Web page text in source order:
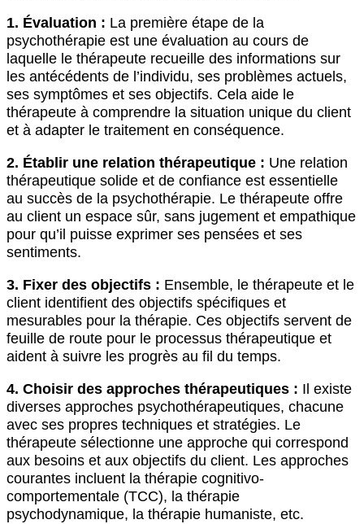
1. Évaluation : La première étape de la
psychothérapie est une évaluation au cours de
laquelle le thérapeute recueille des informations sur
les antécédents de l’individu, ses problèmes actuels,
ses symptômes et ses objectifs. Cela aide le
thérapeute à comprendre la situation unique du client
et à adapter le traitement en conséquence.
2. Établir une relation thérapeutique : Une relation
thérapeutique solide et de confiance est essentielle
au succès de la psychothérapie. Le thérapeute offre
au client un espace sûr, sans jugement et empathique
pour qu’il puisse exprimer ses pensées et ses
sentiments.
3. Fixer des objectifs : Ensemble, le thérapeute et le
client identifient des objectifs spécifiques et
mesurables pour la thérapie. Ces objectifs servent de
feuille de route pour le processus thérapeutique et
aident à suivre les progrès au fil du temps.
4. Choisir des approches thérapeutiques : Il existe
diverses approches psychothérapeutiques, chacune
avec ses propres techniques et stratégies. Le
thérapeute sélectionne une approche qui correspond
aux besoins et aux objectifs du client. Les approches
courantes incluent la thérapie cognitivo-
comportementale (TCC), la thérapie
psychodynamique, la thérapie humaniste, etc.